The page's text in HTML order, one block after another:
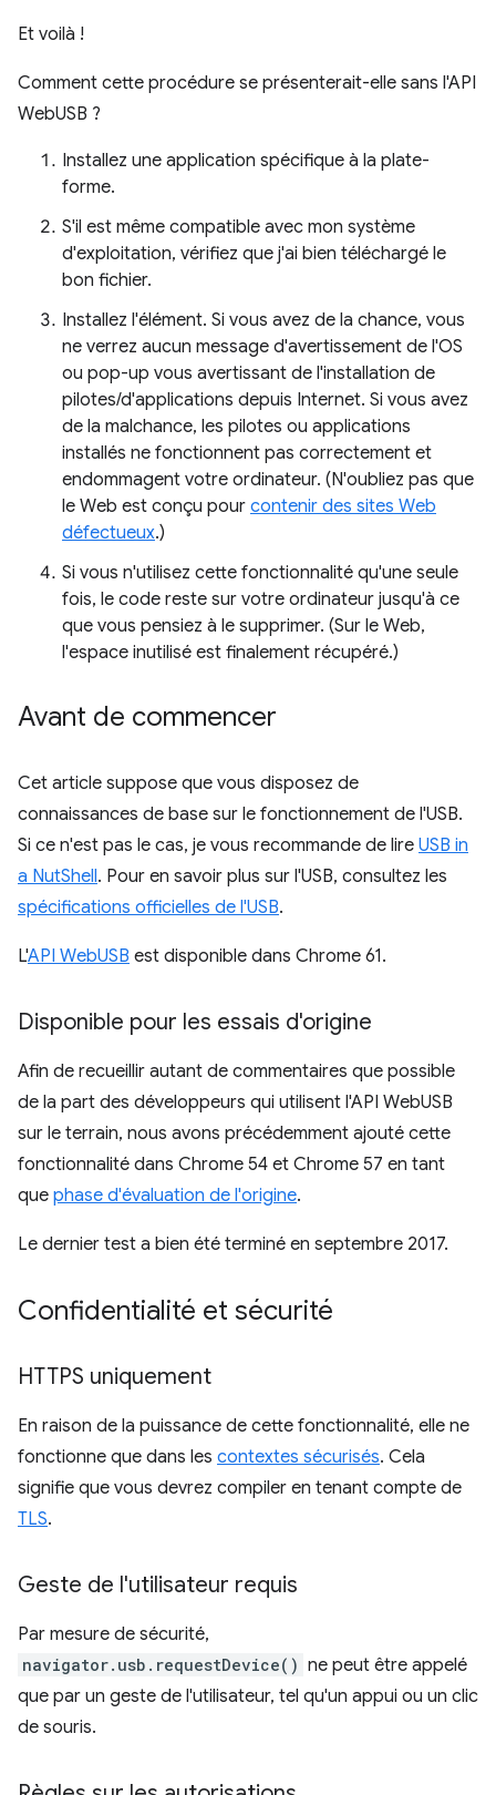
Et voilà !
Comment cette procédure se présenterait-elle sans l'API
WebUSB ?
Installez une application spécifique à la plate-
forme.
S'il est même compatible avec mon système
d'exploitation, vérifiez que j'ai bien téléchargé le
bon fichier.
Installez l'élément. Si vous avez de la chance, vous
ne verrez aucun message d'avertissement de l'OS
ou pop-up vous avertissant de l'installation de
pilotes/d'applications depuis Internet. Si vous avez
de la malchance, les pilotes ou applications
installés ne fonctionnent pas correctement et
endommagent votre ordinateur. (N'oubliez pas que
le Web est conçu pour contenir des sites Web
défectueux.)
Si vous n'utilisez cette fonctionnalité qu'une seule
fois, le code reste sur votre ordinateur jusqu'à ce
que vous pensiez à le supprimer. (Sur le Web,
l'espace inutilisé est finalement récupéré.)
Avant de commencer
Cet article suppose que vous disposez de
connaissances de base sur le fonctionnement de l'USB.
Si ce n'est pas le cas, je vous recommande de lire USB in
a NutShell. Pour en savoir plus sur l'USB, consultez les
spécifications officielles de l'USB.
L'API WebUSB est disponible dans Chrome 61.
Disponible pour les essais d'origine
Afin de recueillir autant de commentaires que possible
de la part des développeurs qui utilisent l'API WebUSB
sur le terrain, nous avons précédemment ajouté cette
fonctionnalité dans Chrome 54 et Chrome 57 en tant
que phase d'évaluation de l'origine.
Le dernier test a bien été terminé en septembre 2017.
Confidentialité et sécurité
HTTPS uniquement
En raison de la puissance de cette fonctionnalité, elle ne
fonctionne que dans les contextes sécurisés. Cela
signifie que vous devrez compiler en tenant compte de
TLS.
Geste de l'utilisateur requis
Par mesure de sécurité,
navigator.usb.requestDevice() ne peut être appelé
que par un geste de l'utilisateur, tel qu'un appui ou un clic
de souris.